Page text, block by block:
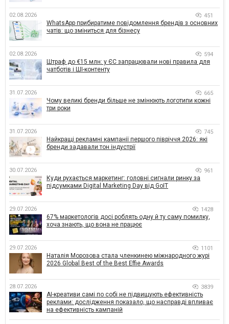
02.08.2026 451
WhatsApp прибиратиме повідомлення брендів з основних
чатів: що зміниться для бізнесу
02.08.2026 594
Штраф до €15 млн: у ЄС запрацювали нові правила для
чатботів і ШІ-контенту
31.07.2026 665
Чому великі бренди більше не змінюють логотипи кожні
три роки
31.07.2026 745
Найкращі рекламні кампанії першого півріччя 2026: які
бренди задавали тон індустрії
30.07.2026 961
Куди рухається маркетинг: головні сигнали ринку за
підсумками Digital Marketing Day від GoIT
29.07.2026 1428
67% маркетологів досі роблять одну й ту саму помилку,
хоча знають, що вона не працює
29.07.2026 1101
Наталія Морозова стала членкинею міжнародного журі
2026 Global Best of the Best Effie Awards
28.07.2026 3839
AI-креативи самі по собі не підвищують ефективність
реклами: дослідження показало, що насправді впливає
на ефективність кампаній